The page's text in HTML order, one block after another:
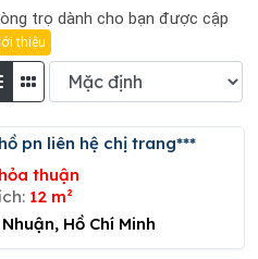
trọ dành cho bạn được cập
thiệu
pn liên hệ chị trang***
thuận
12 m²
Hồ Chí Minh